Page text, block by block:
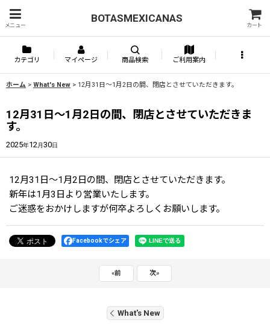
メニュー
BOTASMEXICANAS
カート
カテゴリ マイページ 商品検索 ご利用案内
ホーム > What's New > 12月31日〜1月2日の間、閉店とさせていただきます。
12月31日〜1月2日の間、閉店とさせていただきま
す。
2025年12月30日
12月31日〜1月2日の間、閉店とさせていただきます。
新年は1月3日より営業いたします。
ご迷惑をおかけしますが何卒よろしくお願いします。
Facebookでシェア
«前 次»
What's New